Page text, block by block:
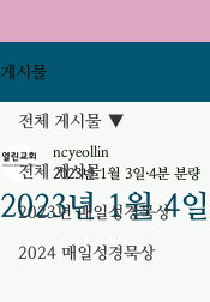
게시물
전체 게시물
2023년 매일성경묵상
2024 매일성경묵상
전체 게시물
2023년 1월 4일
ncyeollin
2023년 1월 3일 4분 분량